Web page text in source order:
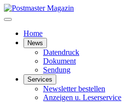
Home
News
Datendruck
Dokument
Sendung
Services
Newsletter bestellen
Anzeigen u. Leserservice